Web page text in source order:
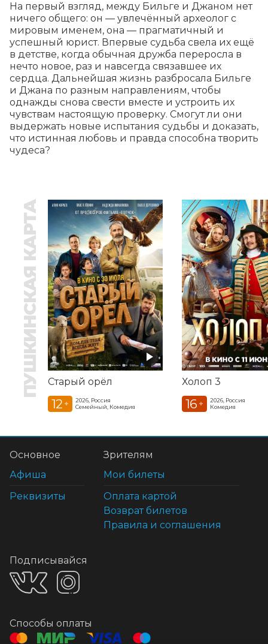
На первый взгляд, между Бильге и Джаном нет
ничего общего: он — увлечённый археолог с
мировым именем, она — прагматичный и
успешный юрист. Впервые судьба свела их ещё
в детстве, когда обычная дружба переросла в
нечто новое, раз и навсегда связавшее их
сердца. Дальнейшая жизнь разбросала Бильге
и Джана по разным направлениям, чтобы
однажды снова свести вместе и устроить их
чувствам настоящую проверку. Смогут ли они
выдержать новые испытания судьбы и доказать,
что истинная любовь и правда способна творить
чудеса?
ПУШКИНСКАЯ КАРТА Старый орёл
12 +
2026, Россия
Семейный, Комедия
Холоп 3
16 +
2026, Россия
Комедия
Основное
Афиша
Реквизиты
Зрителям
Мои билеты
Оплата картой
Возврат билетов
Правила и соглашения
Подписывайся
Способы оплаты